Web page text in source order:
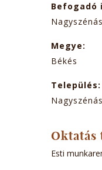
Befogadó
Megye:
Békés
Település:
Nagyszénás
Oktatás
Esti